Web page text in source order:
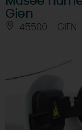
Gien
45500 - GIEN